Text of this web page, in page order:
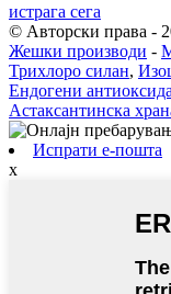
истрага сега
© Авторски права -
Жешки производи -
Трихлоро силан,
Ендогени
Астаксантинска
Испрати е-пошта
x